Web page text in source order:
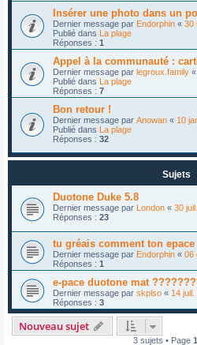
Insérer une photo dans un
Dernier message par Endorphin « 30
Publié dans La plage
Réponses : 1
Appel à la communauté :
Dernier message par legroux.family «
Publié dans La plage
Réponses : 7
Bon retour !
Dernier message par Anowan « 10
Publié dans La plage
Réponses : 32
Sujets
Duotone Duke 5.8
Dernier message par London « 30
Réponses : 23
tu gréais comment ton epace
Dernier message par Endorphin « 06
Réponses : 1
e-pace duotone mat
Dernier message par skplso « 14
Réponses : 3
Nouveau sujet
3 sujets • Page 1